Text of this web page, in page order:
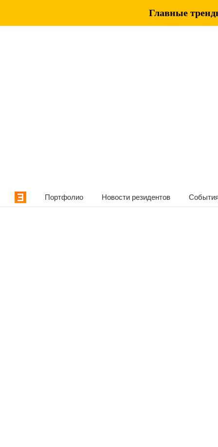
Главные
Портфолио Новости резидентов